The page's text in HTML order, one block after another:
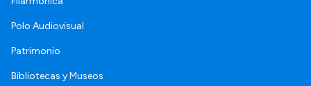
Polo Audiovisual
Patrimonio
Bibliotecas y Museos